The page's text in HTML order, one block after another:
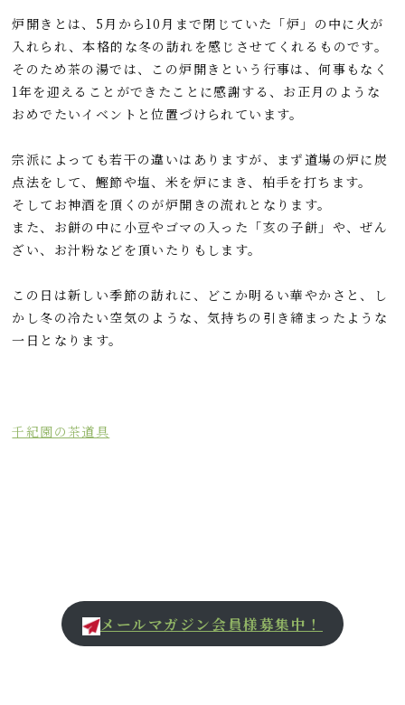
炉開きとは、5月から10月まで閉じていた「炉」の中に火が
入れられ、本格的な冬の訪れを感じさせてくれるものです。
そのため茶の湯では、この炉開きという行事は、何事もなく
1年を迎えることができたことに感謝する、お正月のような
おめでたいイベントと位置づけられています。
宗派によっても若干の違いはありますが、まず道場の炉に炭
点法をして、鰹節や塩、米を炉にまき、柏手を打ちます。
そしてお神酒を頂くのが炉開きの流れとなります。
また、お餅の中に小豆やゴマの入った「亥の子餅」や、ぜん
ざい、お汁粉などを頂いたりもします。
この日は新しい季節の訪れに、どこか明るい華やかさと、し
かし冬の冷たい空気のような、気持ちの引き締まったような
一日となります。
千紀園の茶道具
メールマガジン会員様募集中！